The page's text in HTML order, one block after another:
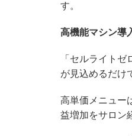
す。
高機能マシン導
「セルライト
が見込めるだけ
高単価メニュー
益増加をサロン